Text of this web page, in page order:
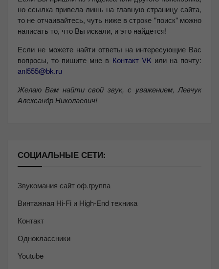
но ссылка привела лишь на главную страницу сайта,
то не отчаивайтесь, чуть ниже в строке "поиск" можно
написать то, что Вы искали, и это найдется!
Если не можете найти ответы на интересующие Вас
вопросы, то пишите мне в Контакт VKили на почту:
anl555@bk.ru
Желаю Вам найти свой звук, с уважением, Левчук
Александр Николаевич!
СОЦИАЛЬНЫЕ СЕТИ:
Звукомания сайт оф.группа
Винтажная Hi-Fi и High-End техника
Контакт
Одноклассники
Youtube